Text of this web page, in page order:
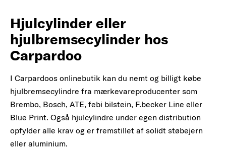
Hjulcylinder eller
hjulbremsecylinder hos
Carpardoo
I Carpardoos onlinebutik kan du nemt og billigt købe
hjulbremsecylindre fra mærkevareproducenter som
Brembo, Bosch, ATE, febi bilstein, F.becker Line eller
Blue Print. Også hjulcylindre under egen distribution
opfylder alle krav og er fremstillet af solidt støbejern
eller aluminium.